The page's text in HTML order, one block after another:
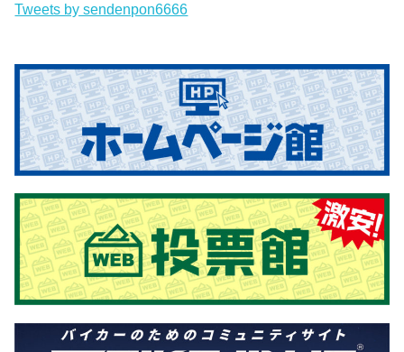
Tweets by sendenpon6666